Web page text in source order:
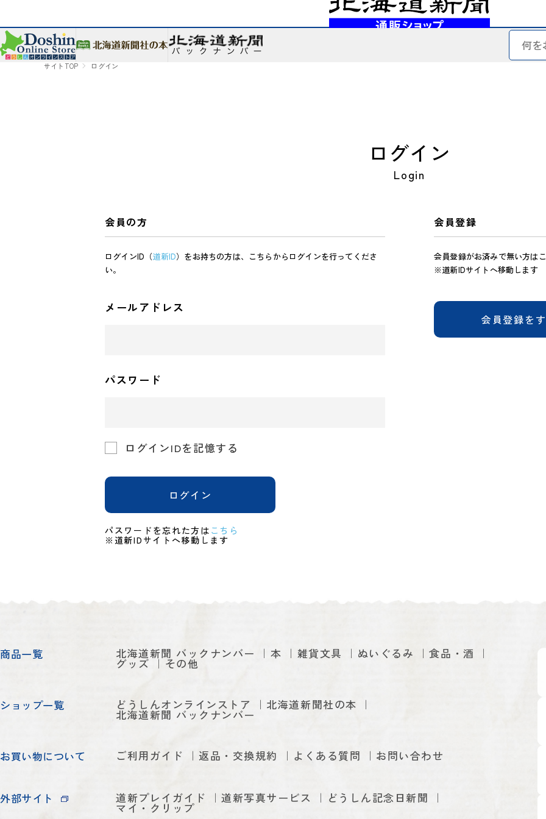
サイトTOP ログイン
ログイン
Login
会員の方
ログインID（道新ID）をお持ちの方は、こちらからログインを行ってくださ
い。
メールアドレス
パスワード
ログインIDを記憶する
ログイン
パスワードを忘れた方は こちら
※道新IDサイトへ移動します
会員登録
会員登録がお済みで無い方は
※道新IDサイトへ移動します
会員登録を
商品一覧 北海道新聞 バックナンバー 本 雑貨文具 ぬいぐるみ 食品・酒
グッズ その他
ショップ一覧 どうしんオンラインストア 北海道新聞社の本
北海道新聞 バックナンバー
お買い物について ご利用ガイド 返品・交換規約 よくある質問 お問い合わせ
外部サイト 道新プレイガイド 道新写真サービス どうしん記念日新聞
マイ・クリップ